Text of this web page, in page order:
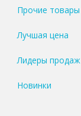
Прочие товары
Лучшая цена
Лидеры продаж
Новинки